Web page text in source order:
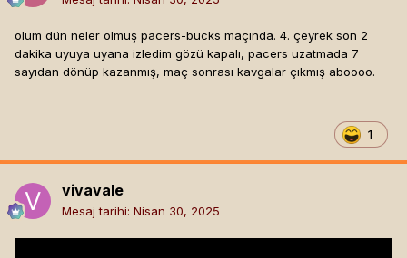
olum dün neler olmuş pacers-bucks maçında. 4. çeyrek son 2
dakika uyuya uyana izledim gözü kapalı, pacers uzatmada 7
sayıdan dönüp kazanmış, maç sonrası kavgalar çıkmış aboooo.
1
vivavale
Mesaj tarihi: Nisan 30, 2025